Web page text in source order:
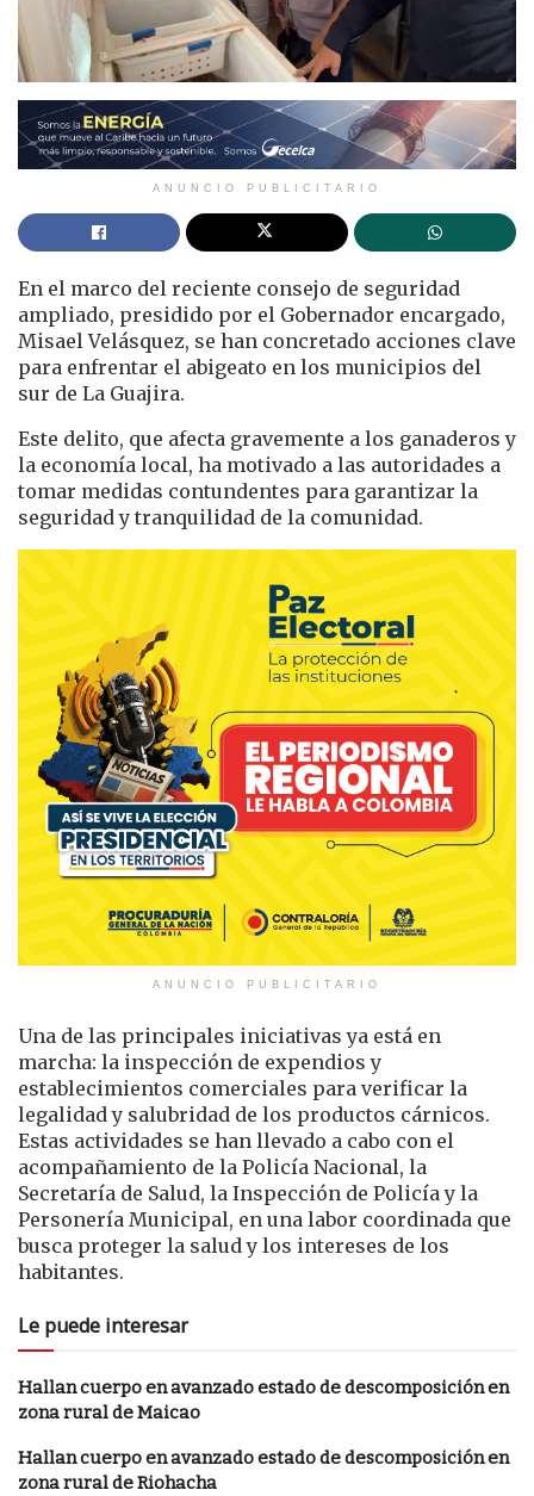
ANUNCIO PUBLICITARIO
En el marco del reciente consejo de seguridad
ampliado, presidido por el Gobernador encargado,
Misael Velásquez, se han concretado acciones clave
para enfrentar el abigeato en los municipios del
sur de La Guajira.
Este delito, que afecta gravemente a los ganaderos y
la economía local, ha motivado a las autoridades a
tomar medidas contundentes para garantizar la
seguridad y tranquilidad de la comunidad.
ANUNCIO PUBLICITARIO
Una de las principales iniciativas ya está en
marcha: la inspección de expendios y
establecimientos comerciales para verificar la
legalidad y salubridad de los productos cárnicos.
Estas actividades se han llevado a cabo con el
acompañamiento de la Policía Nacional, la
Secretaría de Salud, la Inspección de Policía y la
Personería Municipal, en una labor coordinada que
busca proteger la salud y los intereses de los
habitantes.
Le puede interesar
Hallan cuerpo en avanzado estado de descomposición en
zona rural de Maicao
Hallan cuerpo en avanzado estado de descomposición en
zona rural de Riohacha